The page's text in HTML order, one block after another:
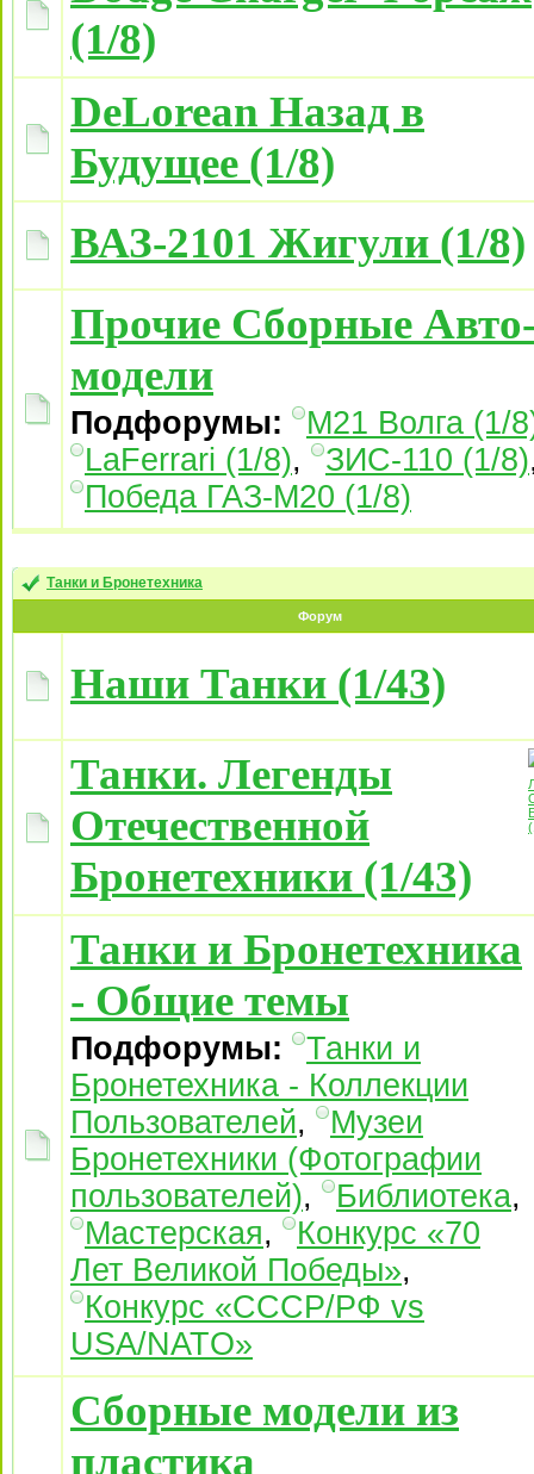
(1/8)
DeLorean Назад в
Будущее (1/8)
ВАЗ-2101 Жигули (1/8)
Прочие Сборные
модели
Подфорумы:
М21 Волга (1/
LaFerrari (1/8), ЗИС-110 (1/8)
Победа ГАЗ-М20 (1/8)
Танки и Бронетехника
Форум
Наши Танки (1/43)
Танки. Легенды
Отечественной
Бронетехники (1/43)
Танки и Бронетехника
- Общие темы
Подфорумы:
Танки и
Бронетехника - Коллекции
Пользователей,
Музеи
Бронетехники (Фотографии
пользователей), Библиотека,
Мастерская,
Конкурс «70
Лет Великой Победы»,
Конкурс «СССР/РФ vs
USA/NATO»
Сборные модели из
пластика